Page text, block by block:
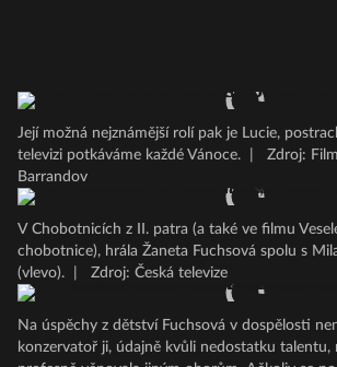
Její možná nejznámější rolí pak je Lucie,
televizi potkáváme každé Vánoce.
Zdroj:
Barrandov
V Chobotnicích z II. patra (a také ve filmu
chobotnice), hrála Žaneta Fuchsová spolu s
(vlevo).
Zdroj: Česká televize
Na úspěchy z dětství Fuchsová v dospělosti
konzervatoř ji, údajně kvůli nedostatku talentu,